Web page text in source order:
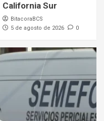
California Sur
BitacoraBCS
5 de agosto de 2026
0